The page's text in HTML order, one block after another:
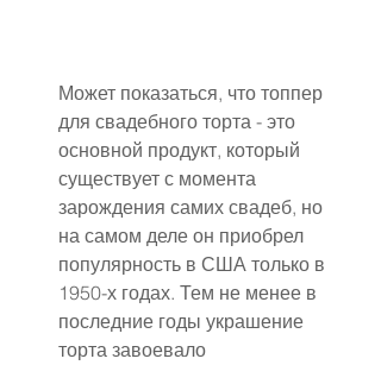
Может показаться, что топпер
для свадебного торта - это
основной продукт, который
существует с момента
зарождения самих свадеб, но
на самом деле он приобрел
популярность в США только в
1950-х годах. Тем не менее в
последние годы украшение
торта завоевало